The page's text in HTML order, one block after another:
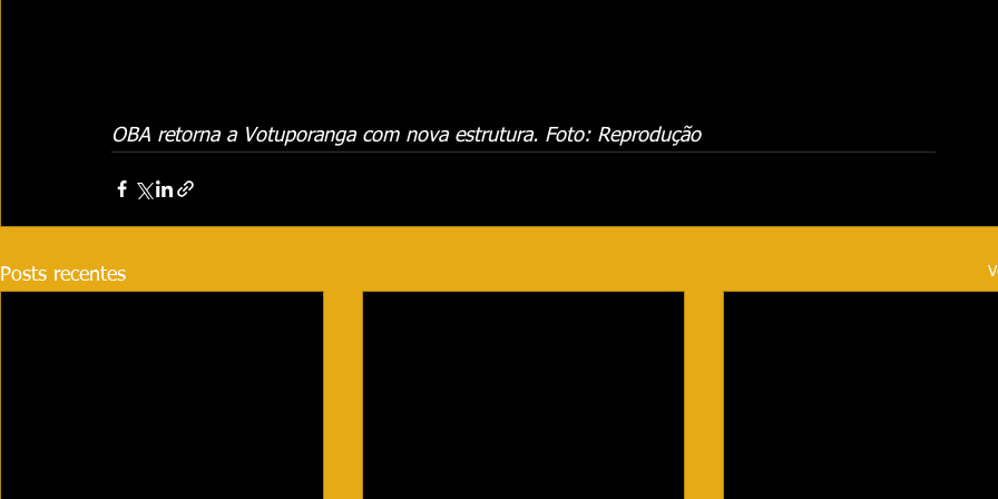
OBA retorna a Votuporanga com nova estrutura. Foto: Reprodução
Posts recentes